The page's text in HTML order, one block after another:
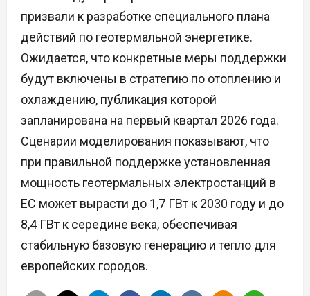
призвали к разработке специального плана
действий по геотермальной энергетике.
Ожидается, что конкретные меры поддержки
будут включены в стратегию по отоплению и
охлаждению, публикация которой
запланирована на первый квартал 2026 года.
Сценарии моделирования показывают, что
при правильной поддержке установленная
мощность геотермальных электростанций в
ЕС может вырасти до 1,7 ГВт к 2030 году и до
8,4 ГВт к середине века, обеспечивая
стабильную базовую генерацию и тепло для
европейских городов.